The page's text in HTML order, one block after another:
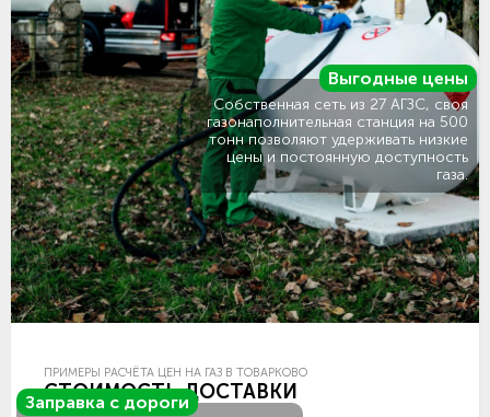
Заправка с дороги
Выгодные цены
Собственная сеть из 27 АГЗС, своя
газонаполнительная станция на 500
тонн позволяют удерживать низкие
цены и постоянную доступность
газа.
ПРИМЕРЫ РАСЧЁТА ЦЕН НА ГАЗ В ТОВАРКОВО
СТОИМОСТЬ ДОСТАВКИ